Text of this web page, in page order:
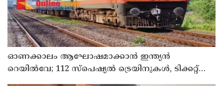
ഓണക്കാലം ആഘോഷമാക്കാൻ ഇന്ത്യൻ
റെയിൽവേ; 112 സ്പെഷ്യൽ ട്രെയിനുകൾ, ടിക്കറ്റ്